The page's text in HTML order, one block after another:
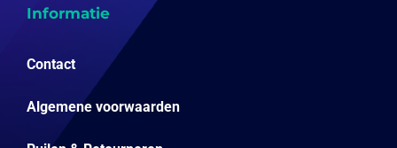
Informatie
Contact
Algemene voorwaarden